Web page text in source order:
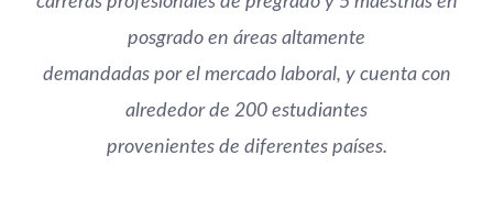
posgrado en áreas altamente
demandadas por el mercado laboral, y cuenta con
alrededor de 200 estudiantes
provenientes de diferentes países.